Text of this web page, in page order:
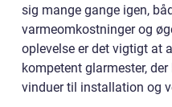
sig mange gange igen,
varmeomkostninger og
oplevelse er det vigtigt at
kompetent glarmester,
vinduer til installation og